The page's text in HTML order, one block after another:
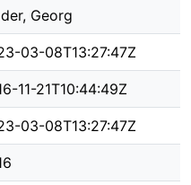
Georg
03-08T13:27:47Z
11-21T10:44:49Z
03-08T13:27:47Z